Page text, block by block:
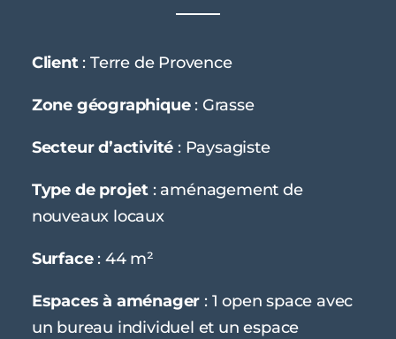
Client: Terre de Provence
Zone géographique: Grasse
Secteur d’activité : Paysagiste
Type de projet : aménagement de
nouveaux locaux
Surface: 44 m²
Espaces à aménager : 1 open space avec
un bureau individuel et un espace